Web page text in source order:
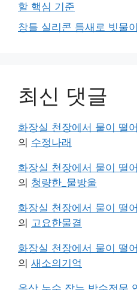
할 핵심 기준
창틀 실리콘 틈새로 빗물
최신 댓글
화장실 천장에서 물이 떨
의 수정나래
화장실 천장에서 물이 떨
의 청량한_물방울
화장실 천장에서 물이 떨
의 고요한물결
화장실 천장에서 물이 떨
의 새소의기억